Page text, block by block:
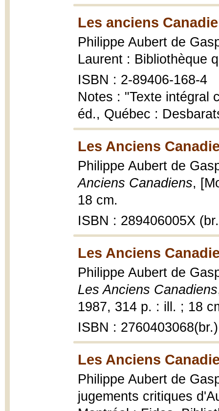
Les anciens
Philippe Aubert de
Laurent : Bibliothèque
ISBN : 2-89406-168-4
Notes : "Texte intégral
éd., Québec :
Les Anciens
Philippe Aubert de
Anciens Canadiens,
18 cm.
ISBN : 289406005X
Les Anciens
Philippe Aubert de
Les Anciens Canadiens
1987, 314 p. : ill. ; 18
ISBN : 2760403068(br.)
Les Anciens
Philippe Aubert de
jugements critiques